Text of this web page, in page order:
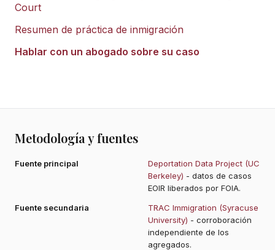
Court
Resumen de práctica de inmigración
Hablar con un abogado sobre su caso
Metodología y fuentes
Fuente principal
Deportation Data Project (UC
Berkeley) - datos de casos
EOIR liberados por FOIA.
Fuente secundaria
TRAC Immigration (Syracuse
University) - corroboración
independiente de los
agregados.